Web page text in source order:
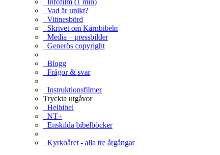
Vad är unikt?
Vittnesbörd
Skrivet om Kärnbibeln
Media – pressbilder
Generös copyright
Blogg
Frågor & svar
Instruktionsfilmer
Tryckta utgåvor
Helbibel
NT+
Enskilda bibelböcker
Kyrkoåret - alla tre årgångar